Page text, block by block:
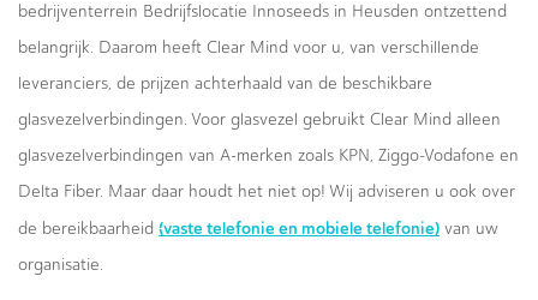
bedrijventerrein Bedrijfslocatie Innoseeds in Heusden ontzettend
belangrijk. Daarom heeft Clear Mind voor u, van verschillende
leveranciers, de prijzen achterhaald van de beschikbare
glasvezelverbindingen. Voor glasvezel gebruikt Clear Mind alleen
glasvezelverbindingen van A-merken zoals KPN, Ziggo-Vodafone en
Delta Fiber. Maar daar houdt het niet op! Wij adviseren u ook over
de bereikbaarheid (vaste telefonie en mobiele telefonie) van uw
organisatie.